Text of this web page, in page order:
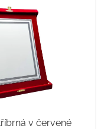
v červené